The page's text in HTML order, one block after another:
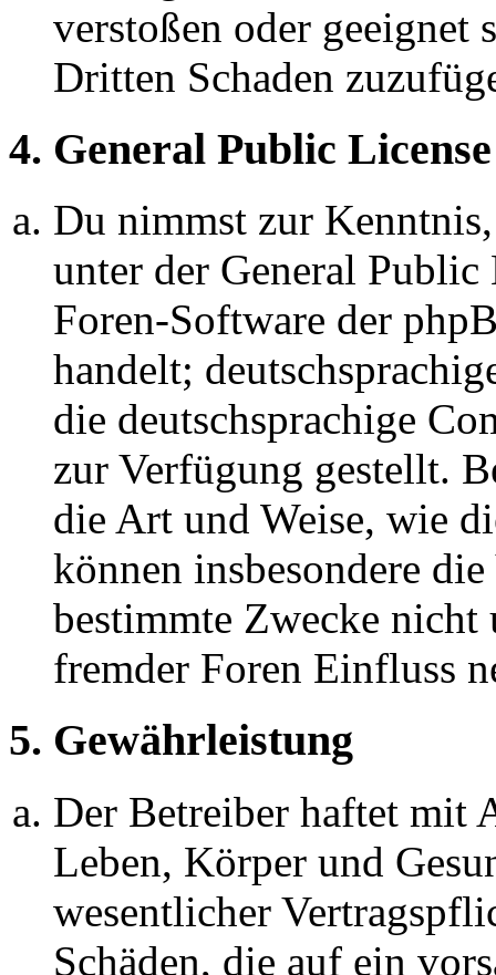
verstoßen oder geeignet
Dritten Schaden
4. General Public License
Du nimmst zur
unter der General
Foren-Software der
handelt;
die deutschsprachige
zur Verfügung gestellt.
die Art und Weise, wie
können insbesondere
bestimmte Zwecke nicht
fremder Foren Einfluss
5. Gewährleistung
Der Betreiber haftet mit
Leben, Körper und
wesentlicher
Schäden, die auf ein